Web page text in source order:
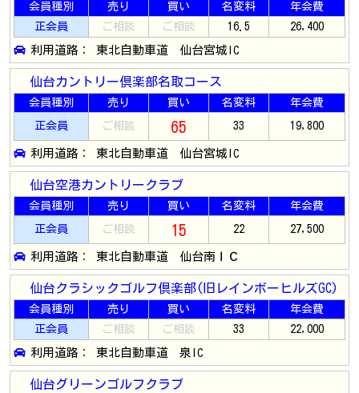
会員種別 売り 買い 名変料
年会費
正会員
ご相談 ご相談 16.5 26,400
利用道路： 東北自動車道 仙台宮城IC
仙台カントリー倶楽部名取コース
会員種別 売り 買い 名変料 年会費
正会員 ご相談 65 33 19,800
利用道路： 東北自動車道 仙台宮城IC
仙台空港カントリークラブ
会員種別 売り 買い 名変料 年会費
正会員 ご相談 15 22 27,500
利用道路： 東北自動車道 仙台南ＩＣ
仙台クラシックゴルフ倶楽部(旧レインボーヒルズGC)
会員種別 売り 買い 名変料
年会費
正会員
ご相談 ご相談 33 22,000
利用道路： 東北自動車道 泉IC
仙台グリーンゴルフクラブ